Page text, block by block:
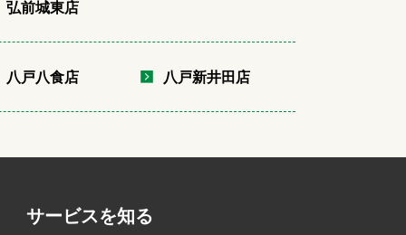
弘前城東店
八戸八食店 八戸新井田店
サービスを知る